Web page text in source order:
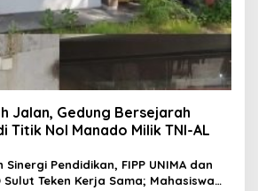
Jalan, Gedung Bersejarah
Titik Nol Manado Milik TNI-AL
Sinergi Pendidikan, FIPP UNIMA dan
Sulut Teken Kerja Sama; Mahasiswa